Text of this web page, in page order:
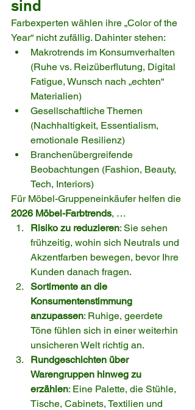
sind
Farbexperten wählen ihre „Color of the
Year“ nicht zufällig. Dahinter stehen:
Makrotrends im Konsumverhalten
(Ruhe vs. Reizüberflutung, Digital
Fatigue, Wunsch nach „echten“
Materialien)
Gesellschaftliche Themen
(Nachhaltigkeit, Essentialism,
emotionale Resilienz)
Branchenübergreifende
Beobachtungen (Fashion, Beauty,
Tech, Interiors)
Für Möbel-Gruppeneinkäufer helfen die
2026 Möbel-Farbtrends, …
Risiko zu reduzieren: Sie sehen
frühzeitig, wohin sich Neutrals und
Akzentfarben bewegen, bevor Ihre
Kunden danach fragen.
Sortimente an die
Konsumentenstimmung
anzupassen: Ruhige, geerdete
Töne fühlen sich in einer weiterhin
unsicheren Welt richtig an.
Rundgeschichten über
Warengruppen hinweg zu
erzählen: Eine Palette, die Stühle,
Tische, Cabinets, Textilien und